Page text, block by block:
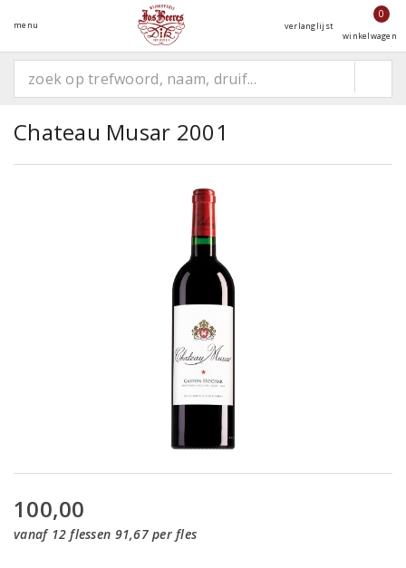
menu verlanglijst
0
winkelwagen
Chateau Musar 2001
100,00
vanaf 12 flessen 91,67 per fles